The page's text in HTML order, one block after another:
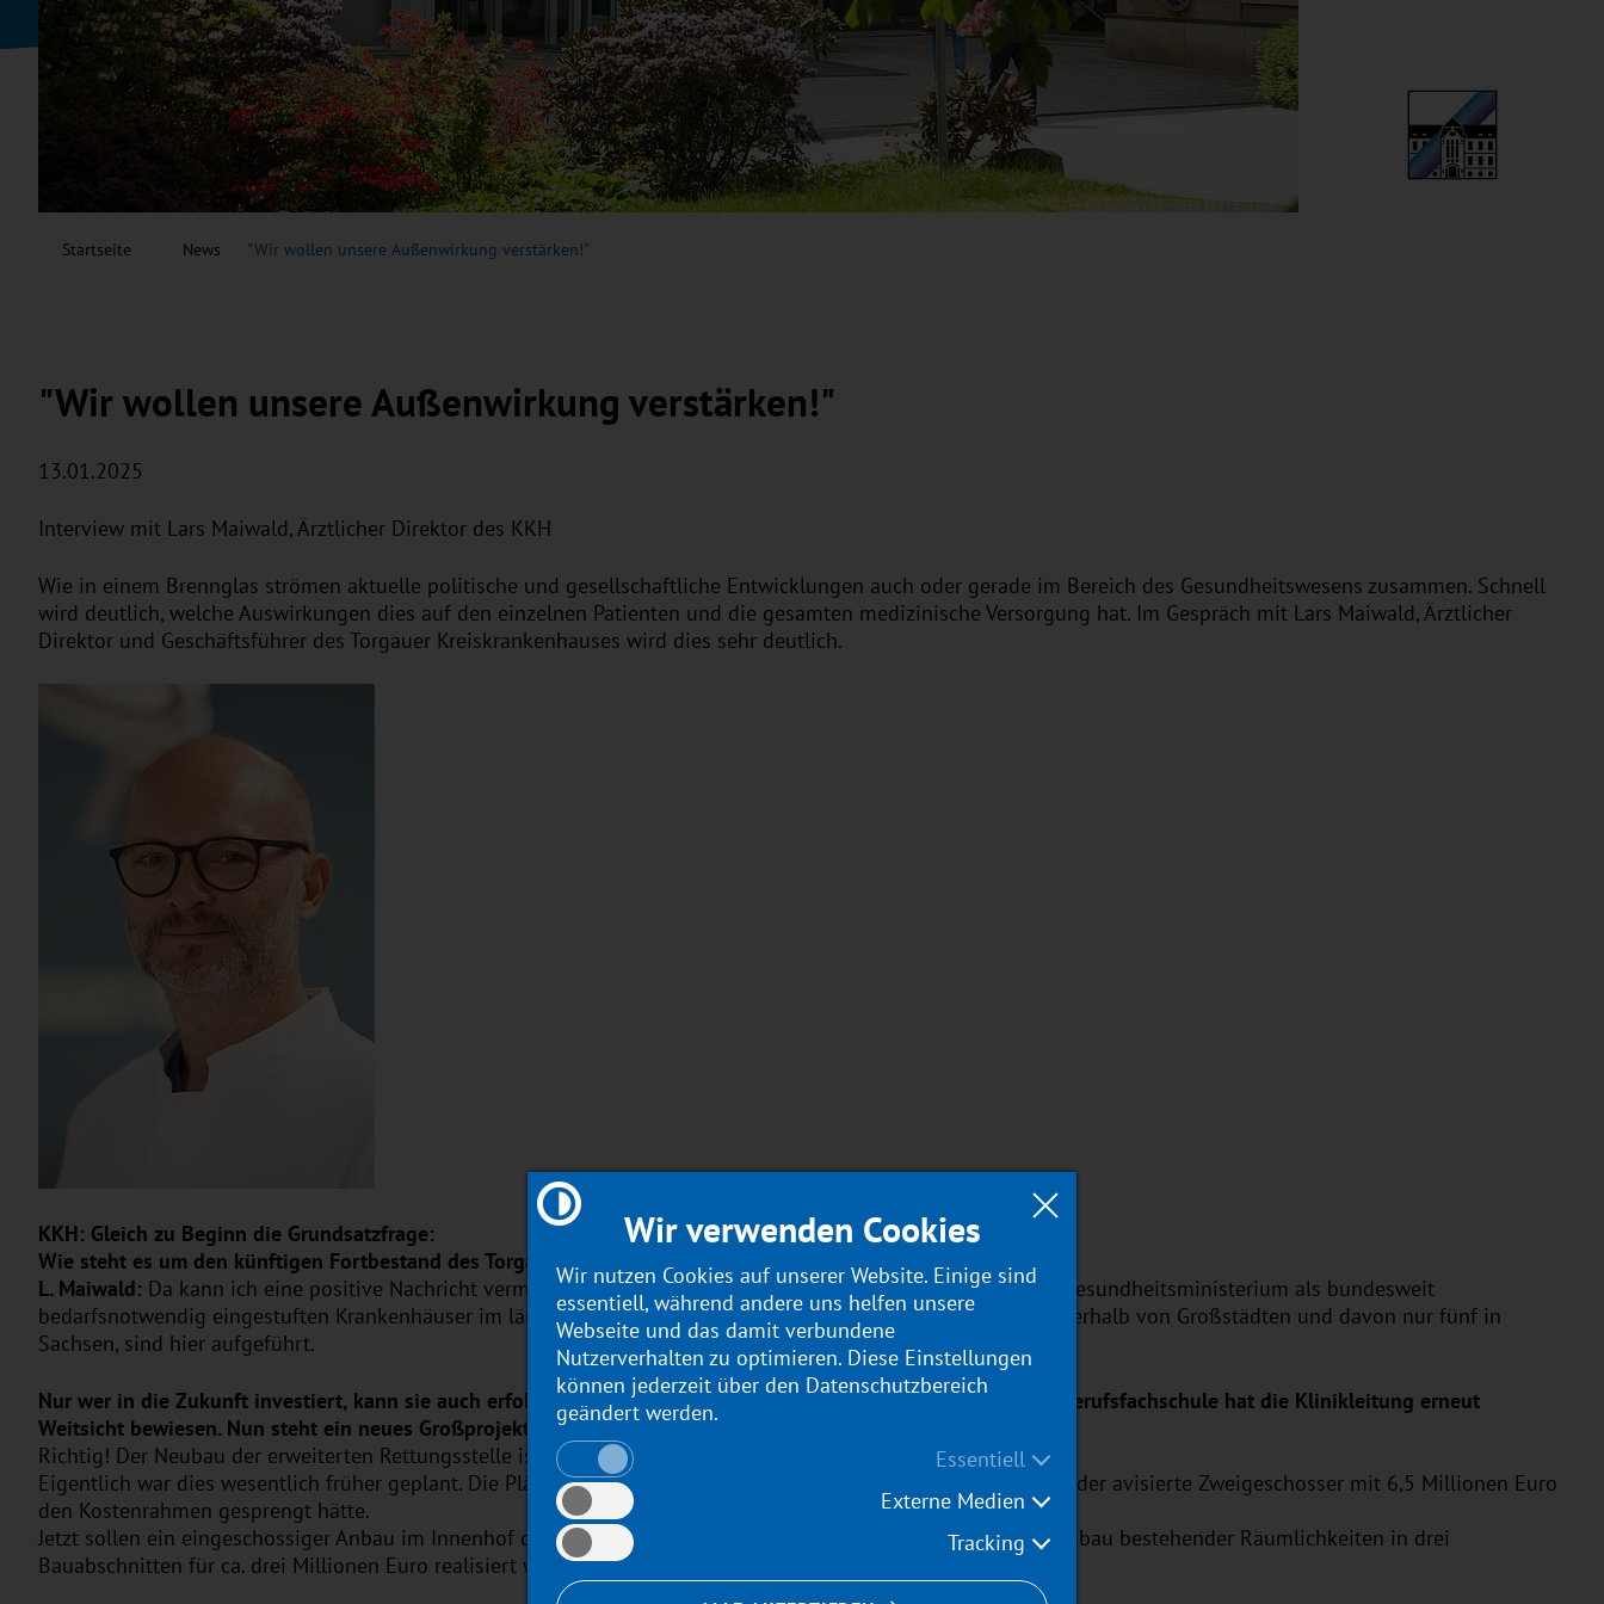
Startseite News "Wir wollen unsere Außenwirkung verstärken!"
"Wir wollen unsere Außenwirkung verstärken!"
13.01.2025
Interview mit Lars Maiwald, Ärztlicher Direktor des KKH
Wie in einem Brennglas strömen aktuelle politische und gesellschaftliche Entwicklungen auch oder gerade im Bereich des Gesundheitswesens zusammen. Schnell
wird deutlich, welche Auswirkungen dies auf den einzelnen Patienten und die gesamten medizinische Versorgung hat. Im Gespräch mit Lars Maiwald, Ärztlicher
Direktor und Geschäftsführer des Torgauer Kreiskrankenhauses wird dies sehr deutlich.
KKH: Gleich zu Beginn die Grundsatzfrage:
Wie steht es um den künftigen Fortbestand des Torgauer Kreiskrankenhauses?
L. Maiwald: Da kann ich eine positive Nachricht vermelden. Unsere Klinik steht auch 2025 wieder auf der vom Gesundheitsministerium als bundesweit
bedarfsnotwendig eingestuften Krankenhäuser im ländlichen Raum. Nur 135 Kliniken in ganz Deutschland, außerhalb von Großstädten und davon nur fünf in
Sachsen, sind hier aufgeführt.
Nur wer in die Zukunft investiert, kann sie auch erfolgreich meistern. Mit dem Bau einer neuen Medizinischen Berufsfachschule hat die Klinikleitung erneut
Weitsicht bewiesen. Nun steht ein neues Großprojekt auf der Tagesordnung.
Richtig! Der Neubau der erweiterten Rettungsstelle ist für November vorgesehen.
Eigentlich war dies wesentlich früher geplant. Die Pläne mussten jedoch noch einmal überarbeitet werden, weil der avisierte Zweigeschosser mit 6,5 Millionen Euro
den Kostenrahmen gesprengt hätte.
Jetzt sollen ein eingeschossiger Anbau im Innenhof der Klinik, direkt vor der jetzigen Rettungsstelle und der Umbau bestehender Räumlichkeiten in drei
Bauabschnitten für ca. drei Millionen Euro realisiert werden.
Wir verwenden Cookies
Wir nutzen Cookies auf unserer Website. Einige sind
essentiell, während andere uns helfen unsere
Webseite und das damit verbundene
Nutzerverhalten zu optimieren. Diese Einstellungen
können jederzeit über den Datenschutzbereich
geändert werden.
Essentiell
Externe Medien
Tracking